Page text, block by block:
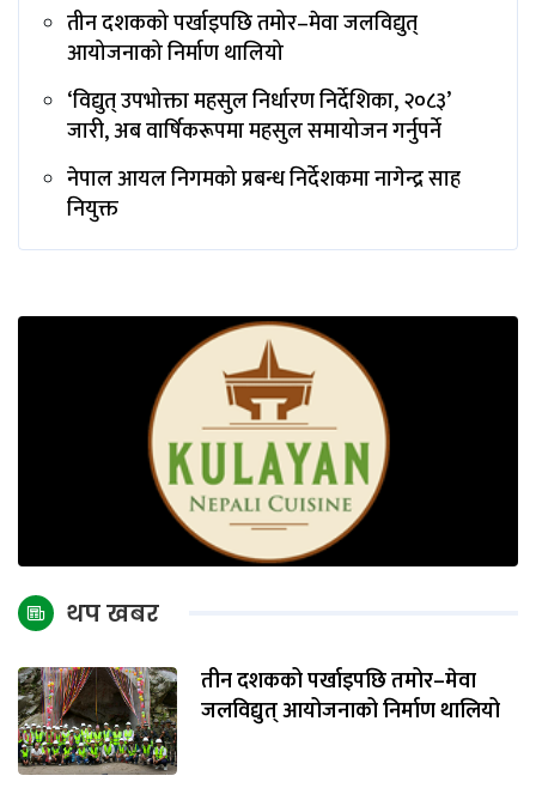
तीन दशकको पर्खाइपछि तमोर–मेवा जलविद्युत्
आयोजनाको निर्माण थालियो
‘विद्युत् उपभोक्ता महसुल निर्धारण निर्देशिका, २०८३’
जारी, अब वार्षिकरूपमा महसुल समायोजन गर्नुपर्ने
नेपाल आयल निगमको प्रबन्ध निर्देशकमा नागेन्द्र साह
नियुक्त
थप खबर
तीन दशकको पर्खाइपछि तमोर–मेवा
जलविद्युत् आयोजनाको निर्माण थालियो